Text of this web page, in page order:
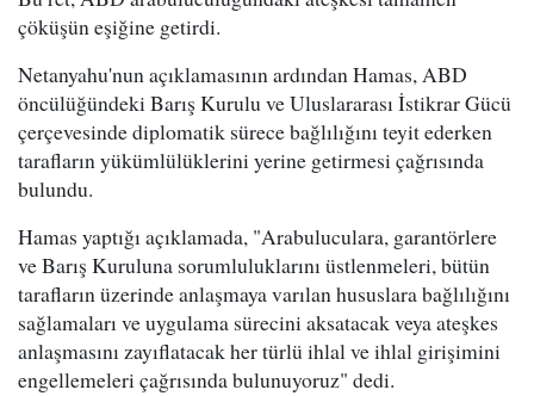
çöküşün eşiğine getirdi.
Netanyahu'nun açıklamasının ardından Hamas, ABD
öncülüğündeki Barış Kurulu ve Uluslararası İstikrar Gücü
çerçevesinde diplomatik sürece bağlılığını teyit ederken
tarafların yükümlülüklerini yerine getirmesi çağrısında
bulundu.
Hamas yaptığı açıklamada, "Arabuluculara, garantörlere
ve Barış Kuruluna sorumluluklarını üstlenmeleri, bütün
tarafların üzerinde anlaşmaya varılan hususlara bağlılığını
sağlamaları ve uygulama sürecini aksatacak veya ateşkes
anlaşmasını zayıflatacak her türlü ihlal ve ihlal girişimini
engellemeleri çağrısında bulunuyoruz" dedi.